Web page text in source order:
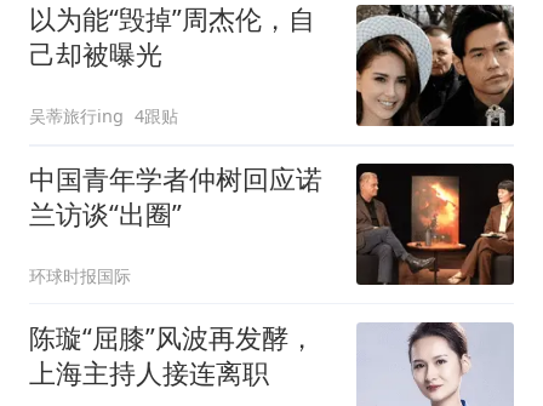
以为能“毁掉”周杰伦，自
己却被曝光
吴蒂旅行ing 4跟贴
中国青年学者仲树回应诺
兰访谈“出圈”
环球时报国际
陈璇“屈膝”风波再发酵，
上海主持人接连离职